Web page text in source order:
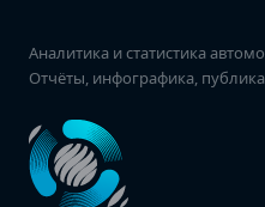
Аналитика и статистика
Отчёты, инфографика,